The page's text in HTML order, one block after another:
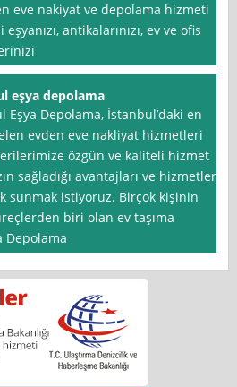
eve nakiyat ve depolama hizmeti
antikalarınızı, ev ve ofis
eşya depolama
Eşya Depolama, İstanbul’daki en
evden eve nakliyat hizmetleri
özgün ve kaliteli hizmet
sağladığı avantajları ve hizmetleri
sunmak istiyoruz. Birçok kişinin
biri olan ev taşıma
Depolama